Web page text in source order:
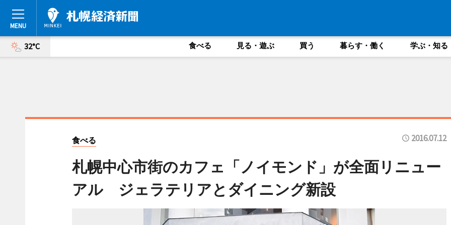
32°C 食べる 見る・遊ぶ 買う 暮らす・働く 学ぶ・知る
食べる 2016.07.12
札幌中心市街のカフェ「ノイモンド」が全面リニュー
アル ジェラテリアとダイニング新設